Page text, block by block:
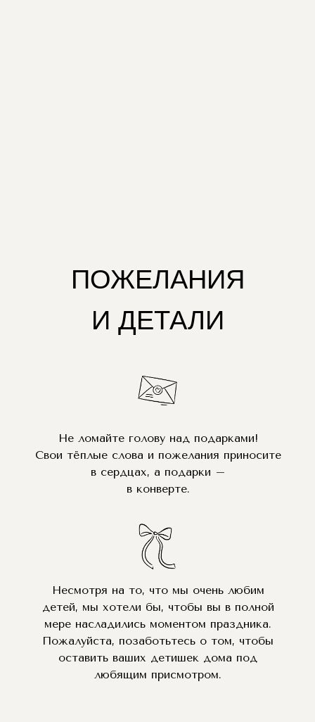
ПОЖЕЛАНИЯ
И ДЕТАЛИ
Не ломайте голову над подарками!
Свои тёплые слова и пожелания приносите
в сердцах, а подарки –
в конверте.
Несмотря на то, что мы очень любим
детей, мы хотели бы, чтобы вы в полной
мере насладились моментом праздника.
Пожалуйста, позаботьтесь о том, чтобы
оставить ваших детишек дома под
любящим присмотром.